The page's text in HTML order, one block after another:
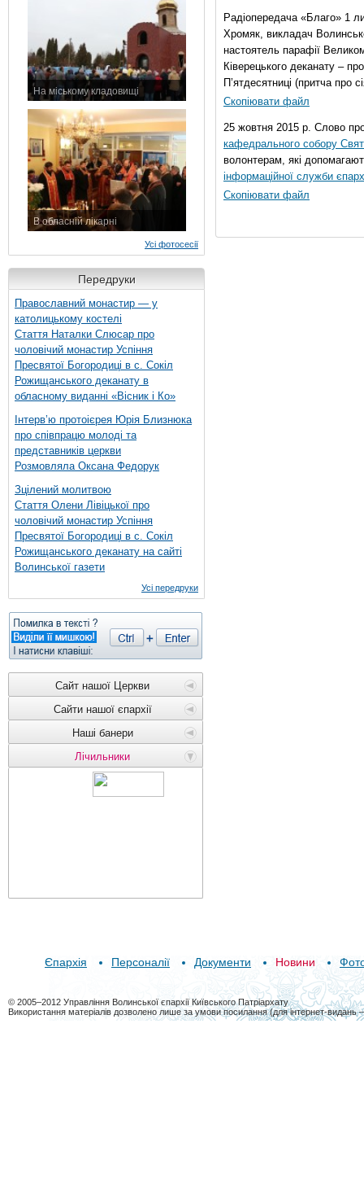
На міському кладовищі
В обласній лікарні
Усі фотосесії
Передруки
Православний монастир — у
католицькому костелі
Стаття Наталки Слюсар про
чоловічий монастир Успіння
Пресвятої Богородиці в с. Сокіл
Рожищанського деканату в
обласному виданні «Вісник і Ко»
Інтерв’ю протоієрея Юрія Близнюка
про співпрацю молоді та
представників церкви
Розмовляла Оксана Федорук
Зцілений молитвою
Стаття Олени Лівіцької про
чоловічий монастир Успіння
Пресвятої Богородиці в с. Сокіл
Рожищанського деканату на сайті
Волинської газети
Усі передруки
Сайт нашої Церкви
Сайти нашої єпархії
Наші банери
Лічильники
Радіопередача «Благо» 1
Хромяк, викладач
настоятель парафії
Ківерецького деканату –
П’ятдесятниці (притча про
Скопіювати файл
25 жовтня 2015 р. Слово
кафедрального собору
волонтерам, які
інформаційної служби
Скопіювати файл
Єпархія Персоналії Документи Новини
© 2005–2012 Управління Волинської єпархії Київського Патріархату
Використання матеріалів дозволено лише за умови посилання (для інтернет-видань